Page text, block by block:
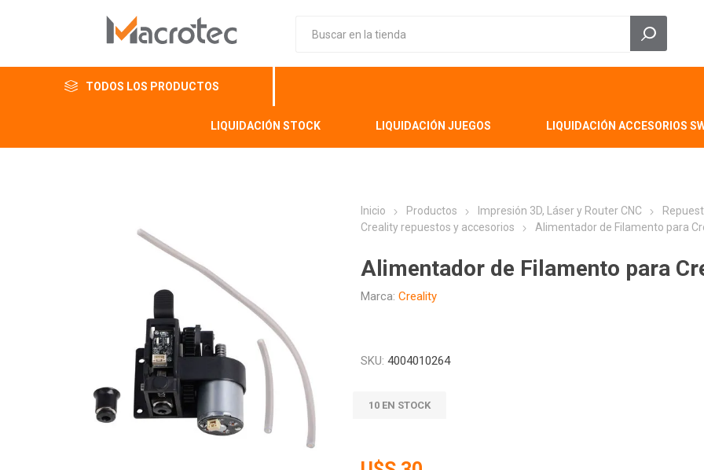
TODOS LOS PRODUCTOS
LIQUIDACIÓN STOCK LIQUIDACIÓN JUEGOS LIQUIDACIÓN ACCESORIOS
Inicio Productos Impresión 3D, Láser y Router CNC
Creality repuestos y accesorios
Alimentador de Filamento para
Alimentador de Filamento para
Marca: Creality
SKU: 4004010264
10 EN STOCK